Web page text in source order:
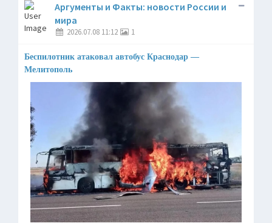
Аргументы и Факты: новости России и
мира
2026.07.08 11:12 1
Беспилотник атаковал автобус Краснодар —
Мелитополь